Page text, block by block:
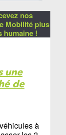
nos
Mobilité plus
humaine !
une
de
à